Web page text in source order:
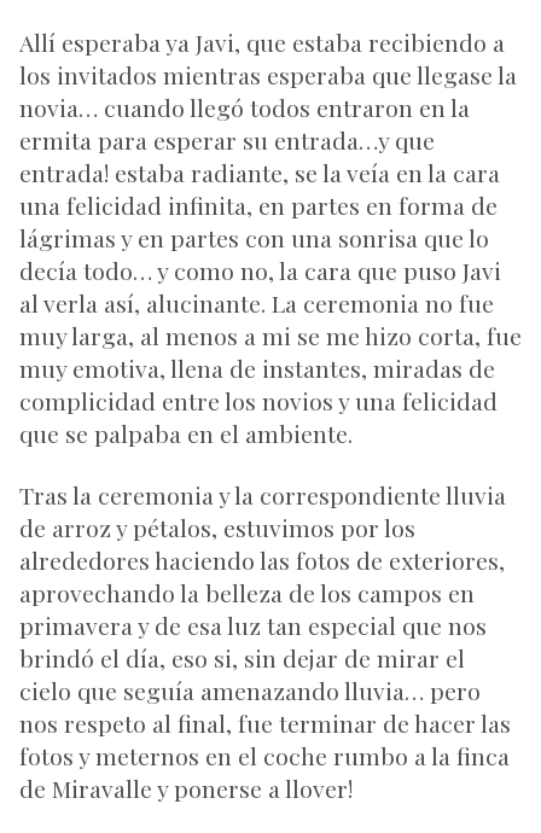
Allí esperaba ya Javi, que estaba recibiendo a
los invitados mientras esperaba que llegase la
novia… cuando llegó todos entraron en la
ermita para esperar su entrada…y que
entrada! estaba radiante, se la veía en la cara
una felicidad infinita, en partes en forma de
lágrimas y en partes con una sonrisa que lo
decía todo… y como no, la cara que puso Javi
al verla así, alucinante. La ceremonia no fue
muy larga, al menos a mi se me hizo corta, fue
muy emotiva, llena de instantes, miradas de
complicidad entre los novios y una felicidad
que se palpaba en el ambiente.
Tras la ceremonia y la correspondiente lluvia
de arroz y pétalos, estuvimos por los
alrededores haciendo las fotos de exteriores,
aprovechando la belleza de los campos en
primavera y de esa luz tan especial que nos
brindó el día, eso si, sin dejar de mirar el
cielo que seguía amenazando lluvia… pero
nos respeto al final, fue terminar de hacer las
fotos y meternos en el coche rumbo a la finca
de Miravalle y ponerse a llover!